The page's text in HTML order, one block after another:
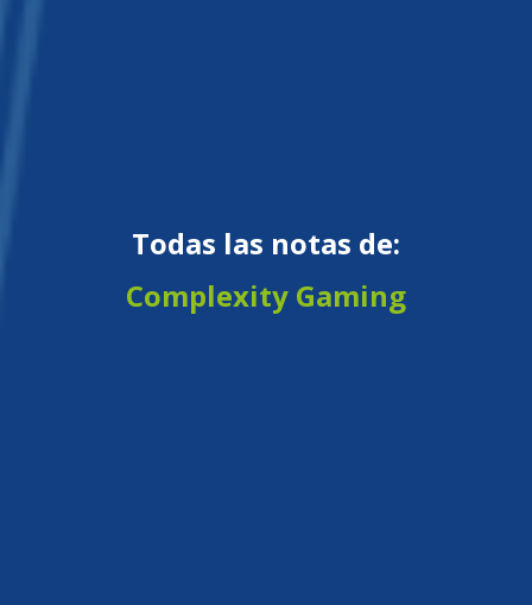
Todas las notas de:
Complexity Gaming